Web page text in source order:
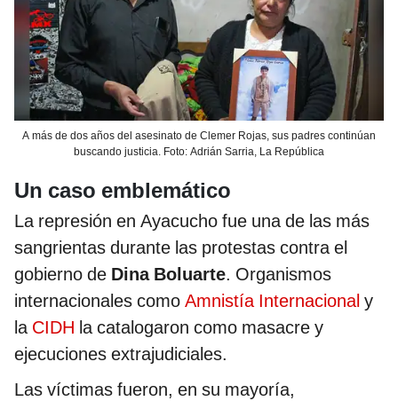
A más de dos años del asesinato de Clemer Rojas, sus padres continúan
buscando justicia. Foto: Adrián Sarria, La República
Un caso emblemático
La represión en Ayacucho fue una de las más
sangrientas durante las protestas contra el
gobierno de Dina Boluarte. Organismos
internacionales como Amnistía Internacional y
la CIDH la catalogaron como masacre y
ejecuciones extrajudiciales.
Las víctimas fueron, en su mayoría,